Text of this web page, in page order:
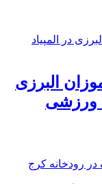
البرزی
ورزشی